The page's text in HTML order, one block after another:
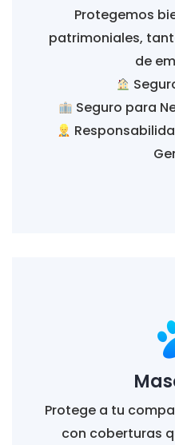
Protegemos
patrimoniales,
de
Seguro para
Protege a tu
con coberturas